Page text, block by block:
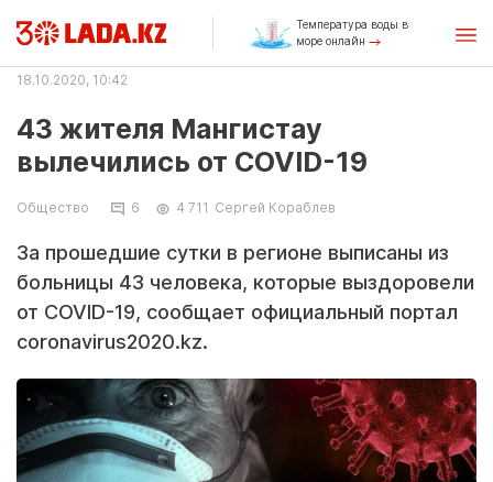
Температура воды в
море онлайн
18.10.2020, 10:42
43 жителя Мангистау
вылечились от COVID-19
Общество 6 4 711 Сергей Кораблев
За прошедшие сутки в регионе выписаны из
больницы 43 человека, которые выздоровели
от COVID-19, сообщает официальный портал
coronavirus2020.kz.